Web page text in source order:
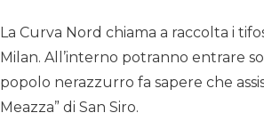
La Curva Nord chiama a raccolta i
Milan. All’interno potranno entrare
popolo nerazzurro fa sapere che
Meazza” di San Siro.